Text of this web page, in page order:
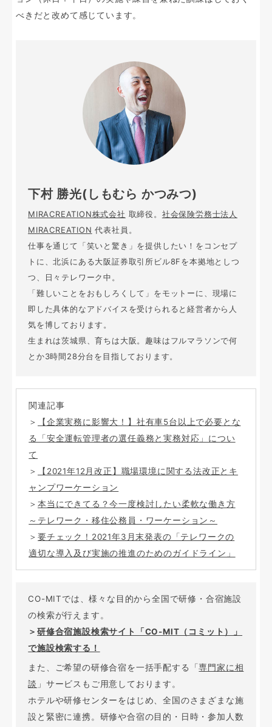
べきだと改めて感じています。
下村 勝光(しもむら かつみつ)
MIRACREATION株式会社 取締役。 社会保険労務士法人
MIRACREATION 代表社員。
仕事を通じて「笑いと驚き」を提供したい！をコンセプ
トに、北浜にある大阪証券取引所ビル8Fを本拠地としつ
つ、日々テレワーク中。
「難しいことをおもしろくして」をモットーに、現場に
即した具体的なアドバイスを受けられると経営者から人
気を博しております。
生まれは茨城県、育ちは大阪。趣味はフルマラソンで何
とか3時間28分台を目指しております。
関連記事
＞
【企業実務に影響大！】社有車5台以上で必要とな
る「安全運転管理者の選任義務と実務対応」につい
て
＞
【2021年12月改正】職場環境に関する法改正とキ
ャンプワーケーション
＞本当にできてる？今一度検討したい柔軟な働き方
～テレワーク・移住公務員・ワーケーション～
＞要チェック！2021年3月末発表の「テレワークの
適切な導入及び実施の推進のためのガイドライン」
CO-MITでは、様々な目的から全国で研修・合宿施設
の検索が行えます。
＞研修合宿施設検索サイト「CO-MIT（コミット）」
で施設検索する！
また、ご希望の研修合宿を一括手配する「専門家に相
談 」サービスもご用意しております。
ホテルや研修センターをはじめ、全国のさまざまな施
設と緊密に連携。研修や合宿の目的・日時・参加人数